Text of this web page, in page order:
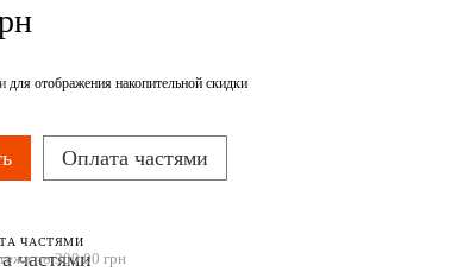
для отображения накопительной скидки
Оплата частями
ЧАСТЯМИ
по 300.00 грн